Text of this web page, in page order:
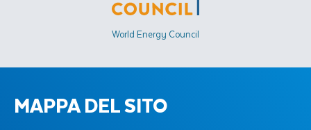
World Energy Council
MAPPA DEL SITO